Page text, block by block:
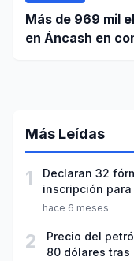
Más de 969 mil
en Áncash en
Más Leídas
1
Declaran 32
inscripción
hace 6 meses
2
Precio del
80 dólares tras